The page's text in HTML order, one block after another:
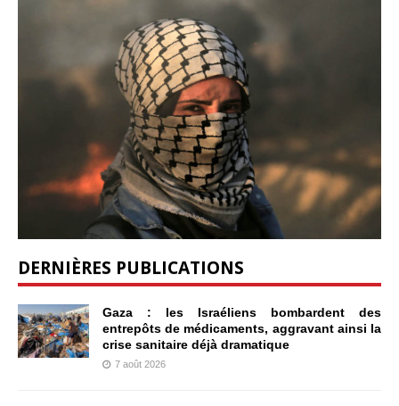
DERNIÈRES PUBLICATIONS
Gaza : les Israéliens bombardent des
entrepôts de médicaments, aggravant ainsi la
crise sanitaire déjà dramatique
7 août 2026